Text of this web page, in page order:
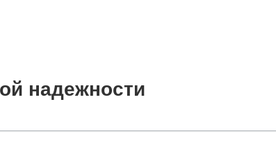
надежности